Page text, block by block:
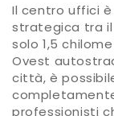
Il centro uffici
strategica tra
solo 1,5
Ovest
città, è
professionisti